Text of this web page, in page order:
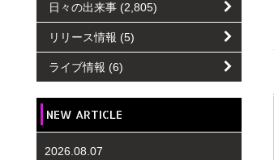
日々の出来事 (2,805)
リリース情報 (5)
ライブ情報 (6)
NEW ARTICLE
2026.08.07